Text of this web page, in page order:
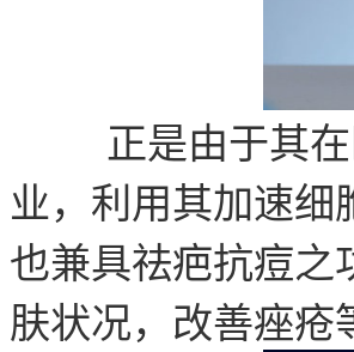
正是由于其在医
业，利用其加速细
也兼具祛疤抗痘之
肤状况，改善痤疮